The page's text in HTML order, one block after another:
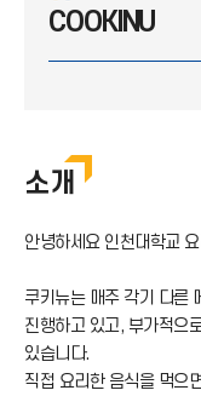
COOKINU
소개
안녕하세요 인천대학교
쿠키뉴는 매주 각기 다른
진행하고 있고, 부가적으
있습니다.
직접 요리한 음식을 먹으